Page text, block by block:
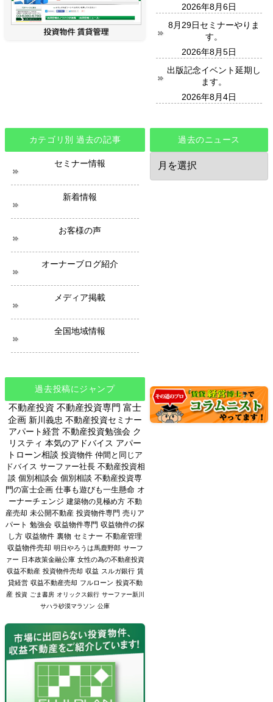
2026年8月6日
8月29日セミナーやりま
す。
2026年8月5日
出版記念イベント延期し
ます。
2026年8月4日
カテゴリ別 過去の記事
セミナー情報
新着情報
お客様の声
オーナーブログ紹介
メディア掲載
全国地域情報
過去のニュース
過
の
過去投稿にジャンプ
不動産投資 不動産投資専門 富士
企画 新川義忠 不動産投資セミナー
アパート経営 不動産投資勉強会 ク
リスティ 本気のアドバイス アパー
トローン相談 投資物件 仲間と同じア
ドバイス サーファー社長 不動産投資相
談 個別相談会 個別相談 不動産投資専
門の富士企画 仕事も遊びも一生懸命 オ
ーナーチェンジ 建築物の見極め方 不動
産売却 未公開不動産 投資物件専門 売りア
パート 勉強会 収益物件専門 収益物件の探
し方 収益物件 裏物 セミナー 不動産管理
収益物件売却 明日やろうは馬鹿野郎 サーフ
ァー 日本政策金融公庫 女性の為の不動産投資
収益不動産 投資物件売却 収益 スルガ銀行 賃
貸経営 収益不動産売却 フルローン 投資不動
産 投資 ごま書房 オリックス銀行 サーファー新川
サハラ砂漠マラソン 公庫